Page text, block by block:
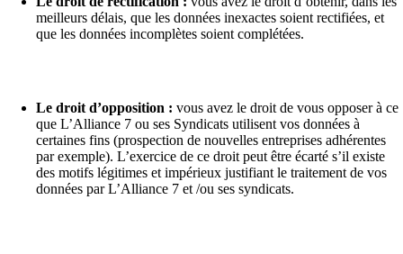
meilleurs délais, que les données inexactes soient rectifiées, et
que les données incomplètes soient complétées.
Le droit d’opposition : vous avez le droit de vous opposer à ce
que L’Alliance 7 ou ses Syndicats utilisent vos données à
certaines fins (prospection de nouvelles entreprises adhérentes
par exemple). L’exercice de ce droit peut être écarté s’il existe
des motifs légitimes et impérieux justifiant le traitement de vos
données par L’Alliance 7 et /ou ses syndicats.